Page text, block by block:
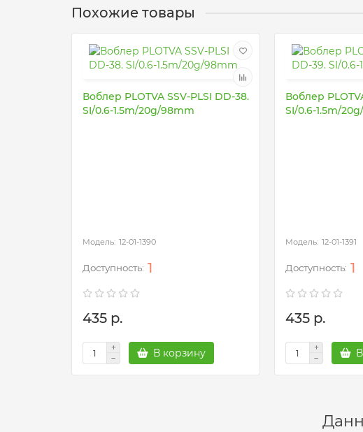
Похожие товары
Воблер PLOTVA SSV-PLSI DD-38.
SI/0.6-1.5m/20g/98mm
12-01-1390
1
435 р.
В корзину
Воблер
SI/0.6-1.5m/
12-01-1391
1
435 р.